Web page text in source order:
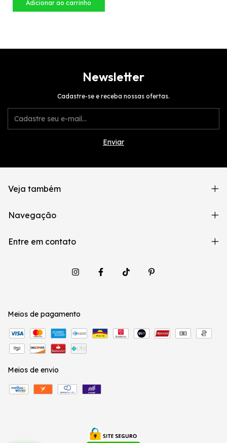
Newsletter
Cadastre-se e receba nossas ofertas.
Veja também
Navegação
Entre em contato
Meios de pagamento
Meios de envio